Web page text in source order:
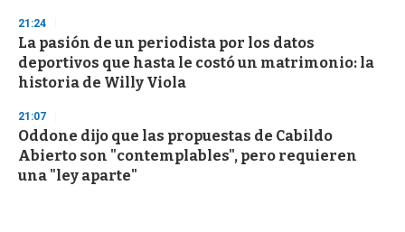
21:24
La pasión de un periodista por los datos
deportivos que hasta le costó un matrimonio: la
historia de Willy Viola
21:07
Oddone dijo que las propuestas de Cabildo
Abierto son "contemplables", pero requieren
una "ley aparte"